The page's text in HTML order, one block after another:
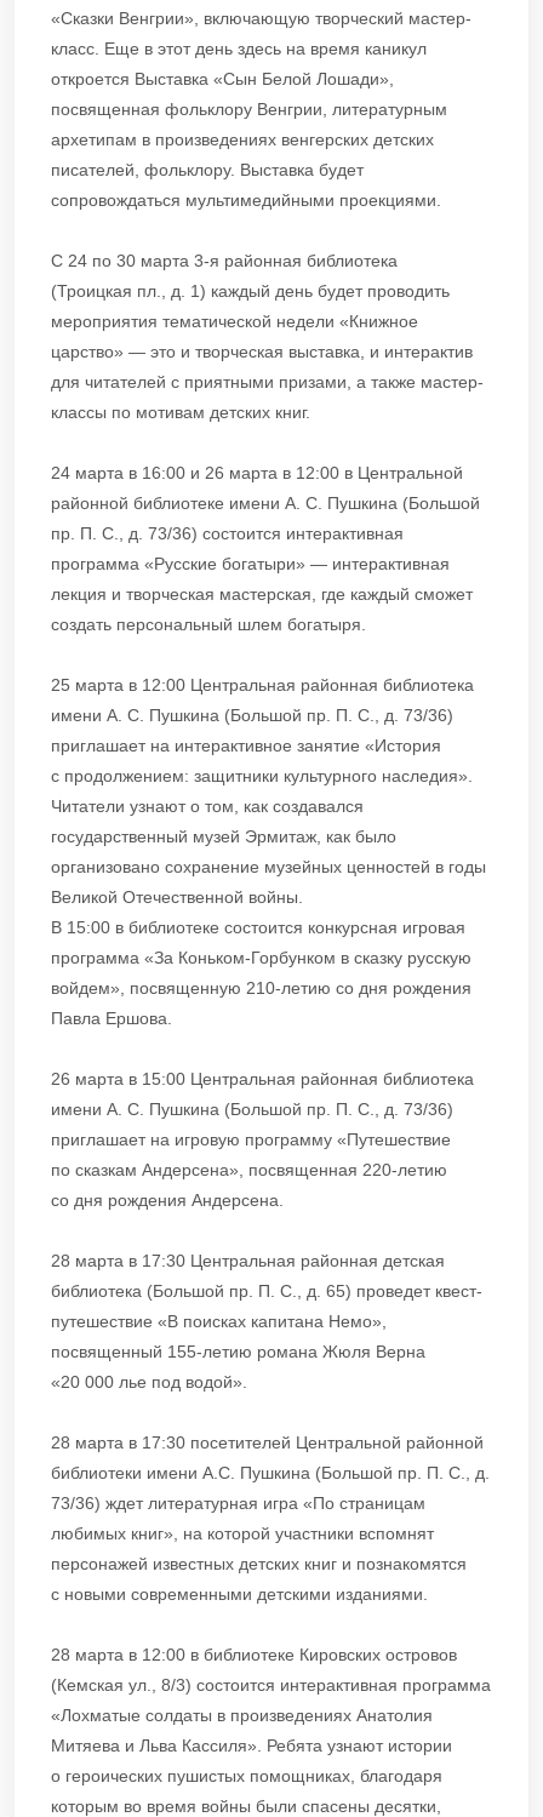
«Сказки Венгрии», включающую творческий мастер-
класс. Еще в этот день здесь на время каникул
откроется Выставка «Сын Белой Лошади»,
посвященная фольклору Венгрии, литературным
архетипам в произведениях венгерских детских
писателей, фольклору. Выставка будет
сопровождаться мультимедийными проекциями.
С 24 по 30 марта 3-я районная библиотека
(Троицкая пл., д. 1) каждый день будет проводить
мероприятия тематической недели «Книжное
царство» — это и творческая выставка, и интерактив
для читателей с приятными призами, а также мастер-
классы по мотивам детских книг.
24 марта в 16:00 и 26 марта в 12:00 в Центральной
районной библиотеке имени А. С. Пушкина (Большой
пр. П. С., д. 73/36) состоится интерактивная
программа «Русские богатыри» — интерактивная
лекция и творческая мастерская, где каждый сможет
создать персональный шлем богатыря.
25 марта в 12:00 Центральная районная библиотека
имени А. С. Пушкина (Большой пр. П. С., д. 73/36)
приглашает на интерактивное занятие «История
с продолжением: защитники культурного наследия».
Читатели узнают о том, как создавался
государственный музей Эрмитаж, как было
организовано сохранение музейных ценностей в годы
Великой Отечественной войны.
В 15:00 в библиотеке состоится конкурсная игровая
программа «За Коньком-Горбунком в сказку русскую
войдем», посвященную 210-летию со дня рождения
Павла Ершова.
26 марта в 15:00 Центральная районная библиотека
имени А. С. Пушкина (Большой пр. П. С., д. 73/36)
приглашает на игровую программу «Путешествие
по сказкам Андерсена», посвященная 220-летию
со дня рождения Андерсена.
28 марта в 17:30 Центральная районная детская
библиотека (Большой пр. П. С., д. 65) проведет квест-
путешествие «В поисках капитана Немо»,
посвященный 155-летию романа Жюля Верна
«20 000 лье под водой».
28 марта в 17:30 посетителей Центральной районной
библиотеки имени А.С. Пушкина (Большой пр. П. С., д.
73/36) ждет литературная игра «По страницам
любимых книг», на которой участники вспомнят
персонажей известных детских книг и познакомятся
с новыми современными детскими изданиями.
28 марта в 12:00 в библиотеке Кировских островов
(Кемская ул., 8/3) состоится интерактивная программа
«Лохматые солдаты в произведениях Анатолия
Митяева и Льва Кассиля». Ребята узнают истории
о героических пушистых помощниках, благодаря
которым во время войны были спасены десятки,